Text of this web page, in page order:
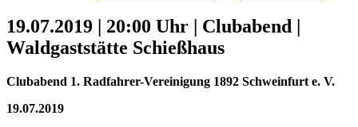
19.07.2019 | 20:00 Uhr | Clubabend |
Waldgaststätte Schießhaus
Clubabend 1. Radfahrer-Vereinigung 1892 Schweinfurt e. V.
19.07.2019